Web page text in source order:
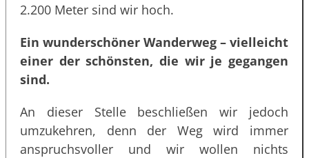
2.200 Meter sind wir hoch.
Ein wunderschöner Wanderweg – vielleicht
einer der schönsten, die wir je gegangen
sind.
An dieser Stelle beschließen wir jedoch
umzukehren, denn der Weg wird immer
anspruchsvoller und wir wollen nichts